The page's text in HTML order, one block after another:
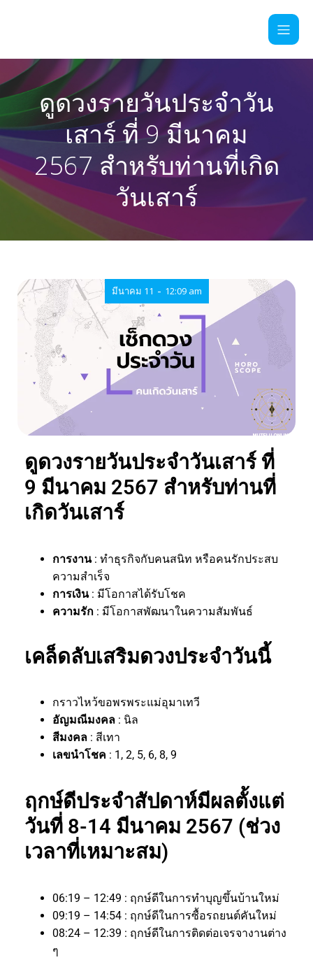
ดูดวงรายวันประจำวัน
เสาร์ ที่ 9 มีนาคม
2567 สำหรับท่านที่เกิด
วันเสาร์
มีนาคม 11 - 12:09 am
ดูดวงรายวันประจำวันเสาร์ ที่
9 มีนาคม 2567 สำหรับท่านที่
เกิดวันเสาร์
การงาน: ทำธุรกิจกับคนสนิท หรือคนรักประสบ
ความสำเร็จ
การเงิน: มีโอกาสได้รับโชค
ความรัก : มีโอกาสพัฒนาในความสัมพันธ์
เคล็ดลับเสริมดวงประจำวันนี้
กราวไหว้ขอพรพระแม่อุมาเทวี
อัญมณีมงคล : นิล
สีมงคล : สีเทา
เลขนำโชค : 1, 2, 5, 6, 8, 9
ฤกษ์ดีประจำสัปดาห์มีผลตั้งแต่
วันที่ 8-14 มีนาคม 2567 (ช่วง
เวลาที่เหมาะสม)
06:19 – 12:49 : ฤกษ์ดีในการทำบุญขึ้นบ้านใหม่
09:19 – 14:54 : ฤกษ์ดีในการซื้อรถยนต์คันใหม่
08:24 – 12:39 : ฤกษ์ดีในการติดต่อเจรจางานต่าง
ๆ